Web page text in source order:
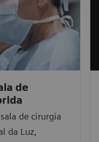
de
de cirurgia
da Luz,